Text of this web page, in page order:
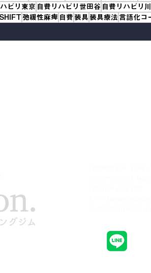
ビリ東京 自費リハビリ世田谷 自費リハビリ
弛緩性麻痺 自費 装具 装具療法 言語化コ